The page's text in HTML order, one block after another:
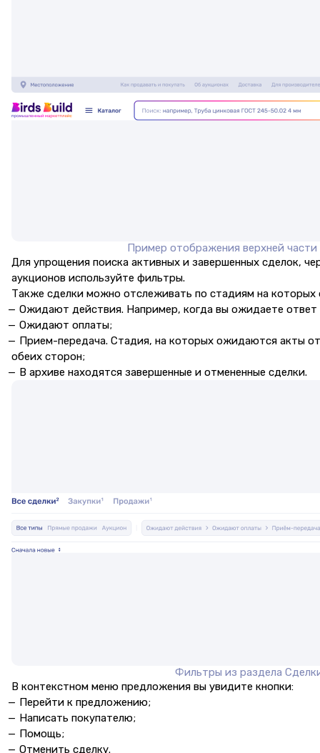
Пример отображения верхней
Для упрощения поиска активных и завершенных сделок,
аукционов используйте фильтры.
Также сделки можно отслеживать по стадиям на которых
Ожидают действия. Например, когда вы ожидаете ответ
Ожидают оплаты;
Прием-передача. Стадия, на которых ожидаются акты
обеих сторон;
В архиве находятся завершенные и отмененные сделки.
Фильтры из раздела
В контекстном меню предложения вы увидите кнопки:
Перейти к предложению;
Написать покупателю;
Помощь;
Отменить сделку.